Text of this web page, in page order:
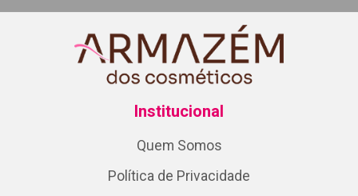
Institucional
Quem Somos
Política de Privacidade